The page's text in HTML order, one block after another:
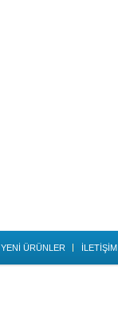
YENİ ÜRÜNLER İLETİŞİM